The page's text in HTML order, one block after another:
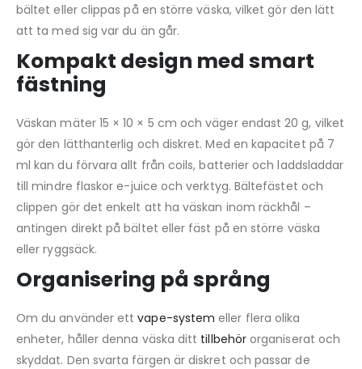
bältet eller clippas på en större väska, vilket gör den lätt
att ta med sig var du än går.
Kompakt design med smart
fästning
Väskan mäter 15 × 10 × 5 cm och väger endast 20 g, vilket
gör den lätthanterlig och diskret. Med en kapacitet på 7
ml kan du förvara allt från coils, batterier och laddsladdar
till mindre flaskor e-juice och verktyg. Bältefästet och
clippen gör det enkelt att ha väskan inom räckhål –
antingen direkt på bältet eller fäst på en större väska
eller ryggsäck.
Organisering på språng
Om du använder ettvape-system eller flera olika
enheter, håller denna väska ditt tillbehörorganiserat och
skyddat. Den svarta färgen är diskret och passar de